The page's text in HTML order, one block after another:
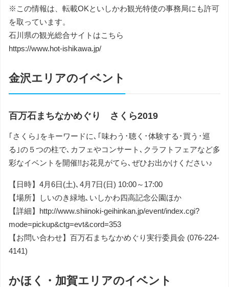
※この情報は、転載OKといしかわ観光特使の事務局にも許可
を取っています。
石川県の観光総合サイトはこちら
https://www.hot-ishikawa.jp/
金沢エリアのイベント
百万石まちなかめぐり さくら2019
｢さくら｣をキーワードに､｢味わう･聴く･体験する･買う･巡
る｣の５つの柱で､カフェやコンサート､クラフトフェアなど多
彩なイベントを開催!!お花見がてら､ぜひお出かけください♪
【日時】4月6日(土)､4月7日(日) 10:00～17:00
【場所】しいのき緑地､いしかわ四高記念公園ほか
【詳細】http://www.shiinoki-geihinkan.jp/event/index.cgi?
mode=pickup&ctg=evt&cord=353
【お問い合わせ】百万石まちなかめぐり実行委員会 (076-224-
4141)
かほく・加賀エリアのイベント